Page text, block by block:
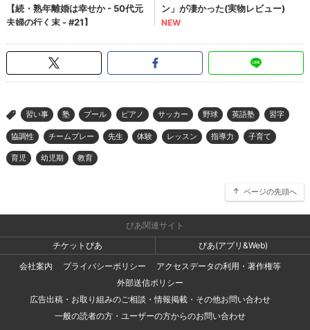
> 習い事 塾 プール ピアノ サッカー 野球 英語塾 習字
協調性 チームプレー 先生 体験 レッスン 指導力 子育て
育児 幼児期 教育
ページの先頭へ
ぴあ関連サイト
チケットぴあ
ぴあ(アプリ&Web)
会社案内
プライバシーポリシー
アクセスデータの利用・著作権等
外部送信ポリシー
広告出稿・お取り組みのご相談・情報掲載・その他お問い合わせ
一般の読者の方・ユーザーの方からのお問い合わせ